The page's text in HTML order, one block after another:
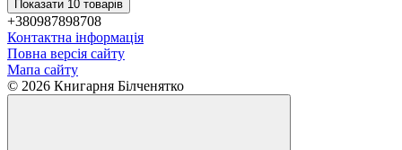
Показати 10 товарів
+380987898708
Контактна інформація
Повна версія сайту
Мапа сайту
© 2026 Книгарня Білченятко